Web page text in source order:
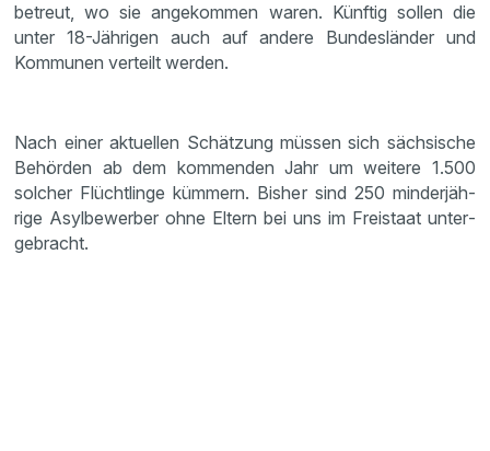
betreut, wo sie angekommen waren. Künftig sollen die
unter 18-Jährigen auch auf andere Bundes­länder und
Kommunen verteilt werden.
Nach einer aktuellen Schät­zung müssen sich sächsi­sche
Behörden ab dem kommenden Jahr um weitere 1.500
solcher Flücht­linge kümmern. Bisher sind 250 minder­jäh­
rige Asylbe­werber ohne Eltern bei uns im Freistaat unter­
ge­bracht.